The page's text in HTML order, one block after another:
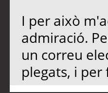
I per això
admiració.
un correu
plegats, i